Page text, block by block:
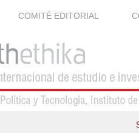
COMITÉ EDITORIAL